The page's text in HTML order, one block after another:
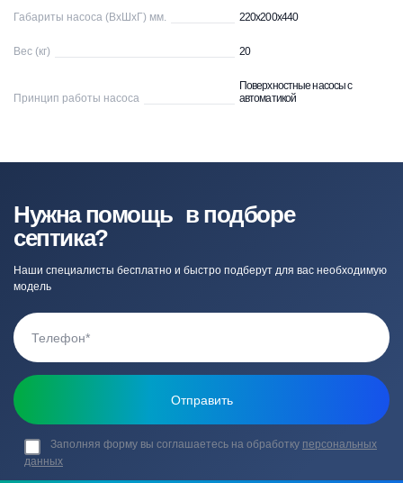
Габариты насоса (ВхШхГ) мм. 220х200х440
Вес (кг) 20
Принцип работы насоса
Поверхностные насосы с
автоматикой
Нужна помощь в подборе
септика?
Наши специалисты бесплатно и быстро подберут для вас необходимую
модель
Заполняя форму вы соглашаетесь на обработку персональных
данных